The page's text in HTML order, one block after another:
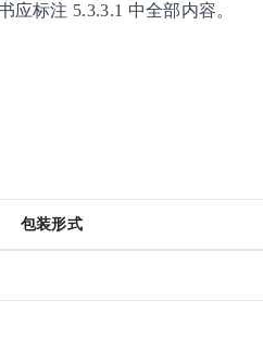
应标注 5.3.3.1 中全部内容。
包装形式